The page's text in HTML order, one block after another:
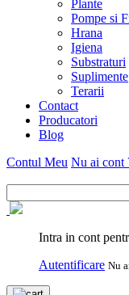
Plante
Pompe si
Hrana
Igiena
Substraturi
Suplimente
Terarii
Contact
Producatori
Blog
Contul Meu Nu ai cont
Intra in cont
Autentificare Nu